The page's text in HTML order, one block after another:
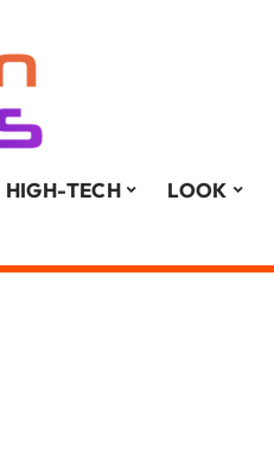
HIGH-TECH LOOK